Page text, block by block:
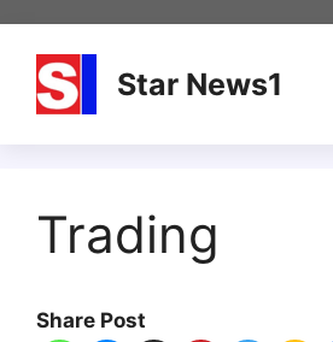
content
Star News1
Trading
Share Post